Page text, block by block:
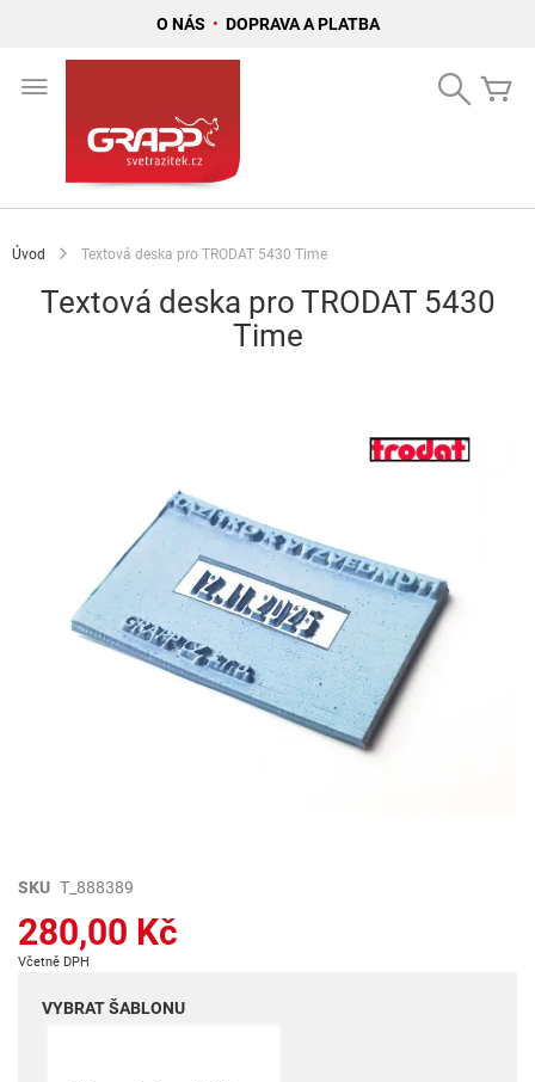
O NÁS • DOPRAVA A PLATBA
Search
Úvod Textová deska pro TRODAT 5430 Time
Textová deska pro TRODAT 5430
Time
Přeskočit
začátek
galerie
obrázky
SKU T_888389
280,00 Kč
Včetně DPH
VYBRAT ŠABLONU